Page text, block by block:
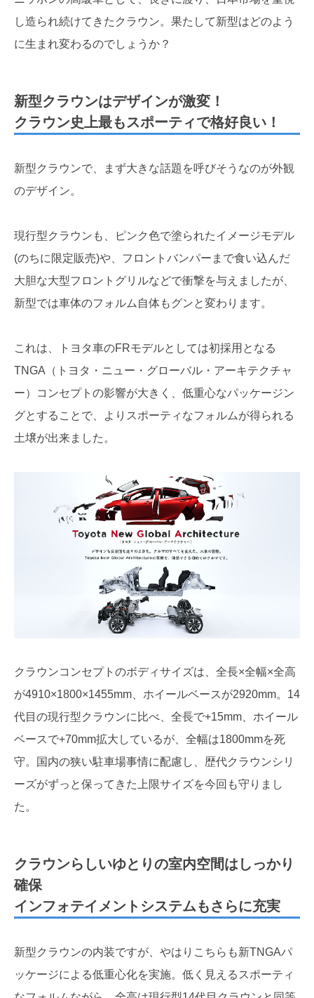
し造られ続けてきたクラウン。果たして新型はどのよう
に生まれ変わるのでしょうか？
新型クラウンはデザインが激変！
クラウン史上最もスポーティで格好良い！
新型クラウンで、まず大きな話題を呼びそうなのが外観
のデザイン。
現行型クラウンも、ピンク色で塗られたイメージモデル
(のちに限定販売)や、フロントバンパーまで食い込んだ
大胆な大型フロントグリルなどで衝撃を与えましたが、
新型では車体のフォルム自体もグンと変わります。
これは、トヨタ車のFRモデルとしては初採用となる
TNGA（トヨタ・ニュー・グローバル・アーキテクチャ
ー）コンセプトの影響が大きく、低重心なパッケージン
グとすることで、よりスポーティなフォルムが得られる
土壌が出来ました。
クラウンコンセプトのボディサイズは、全長×全幅×全高
が4910×1800×1455mm、ホイールベースが2920mm。14
代目の現行型クラウンに比べ、全長で+15mm、ホイール
ベースで+70mm拡大しているが、全幅は1800mmを死
守。国内の狭い駐車場事情に配慮し、歴代クラウンシリ
ーズがずっと保ってきた上限サイズを今回も守りまし
た。
クラウンらしいゆとりの室内空間はしっかり
確保
インフォテイメントシステムもさらに充実
新型クラウンの内装ですが、やはりこちらも新TNGAパ
ッケージによる低重心化を実施。低く見えるスポーティ